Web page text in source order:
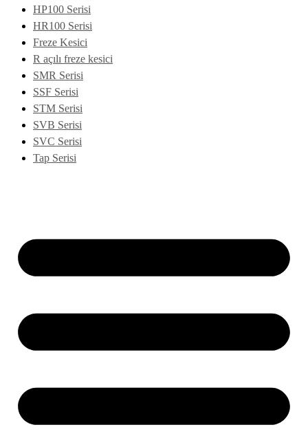
HP100 Serisi
HR100 Serisi
Freze Kesici
R açılı freze kesici
SMR Serisi
SSF Serisi
STM Serisi
SVB Serisi
SVC Serisi
Tap Serisi